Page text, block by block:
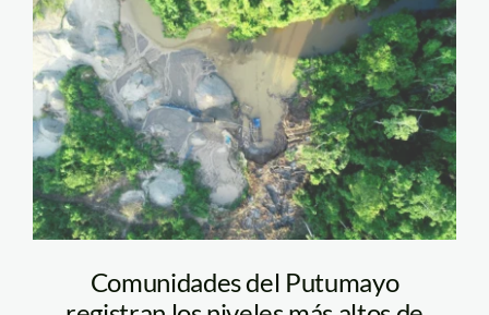
mineria-en-el-
putumayo-cincia
Comunidades del Putumayo